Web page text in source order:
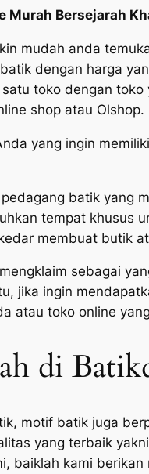
Murah Bersejarah
mudah anda
dengan harga
toko dengan
shop atau Olshop.
yang ingin
batik yang
tempat khusus
membuat butik
sebagai
jika ingin
atau toko online
di
motif batik juga
yang terbaik
baiklah kami